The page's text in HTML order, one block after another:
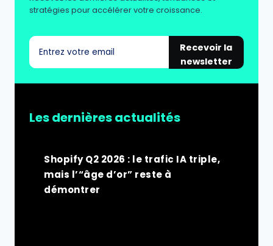
stratégies pour accélérer votre croissance.
Recevoir la
newsletter
Les dernières actualités
Shopify Q2 2026 : le trafic IA triple,
mais l’“âge d’or” reste à
démontrer